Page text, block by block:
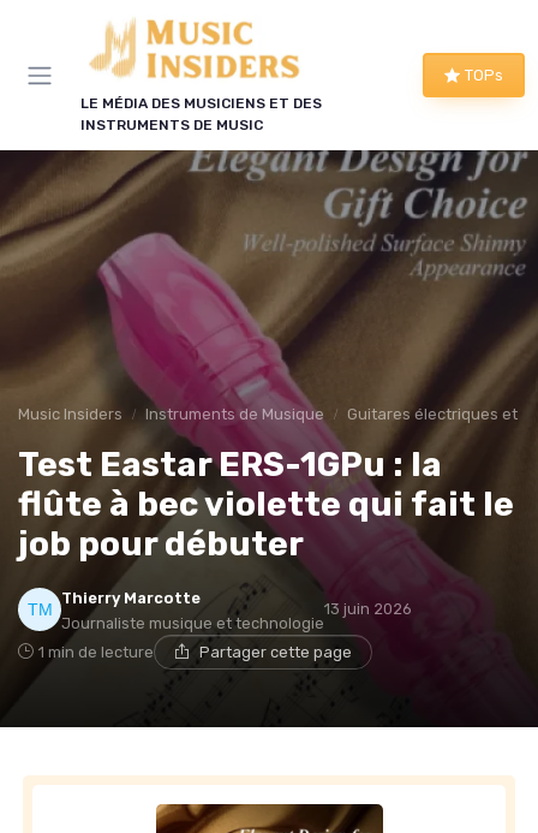
LE MÉDIA DES MUSICIENS ET DES
INSTRUMENTS DE MUSIC
TOPs
Music Insiders Instruments de Musique Guitares électriques et
Test Eastar ERS-1GPu : la
flûte à bec violette qui fait le
job pour débuter
Thierry Marcotte
Journaliste musique et technologie
13 juin 2026
1 min de lecture Partager cette page
Panneau de gestion des cookies